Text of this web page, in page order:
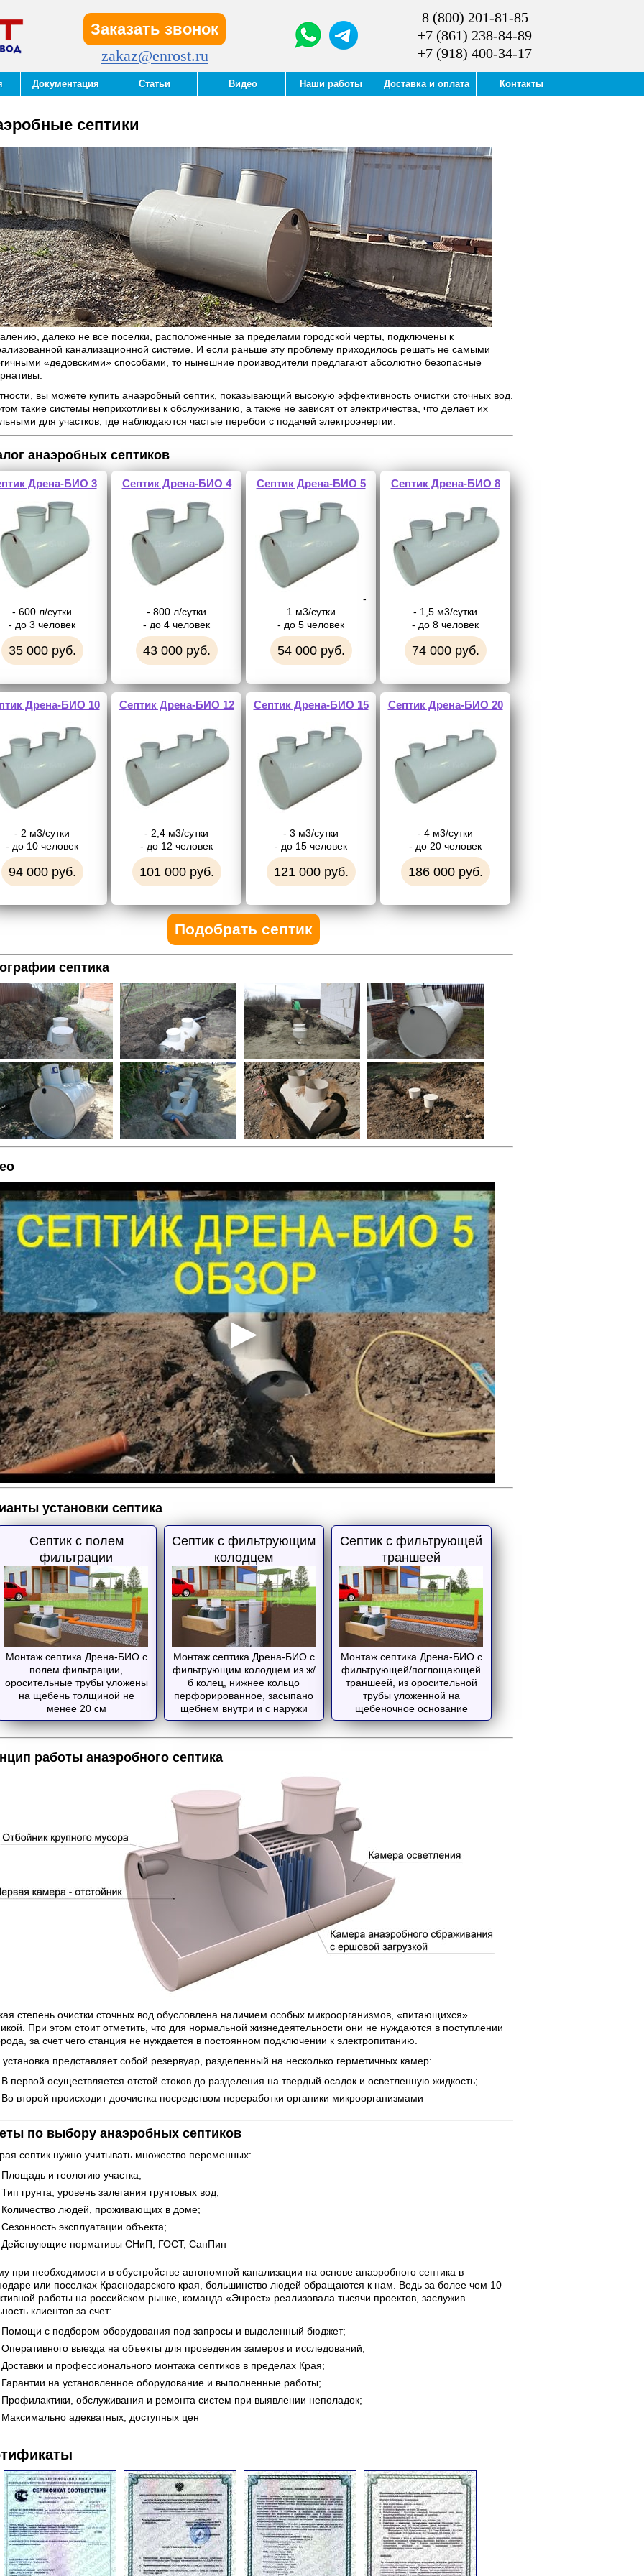
Заказать звонок
zakaz@enrost.ru
8 (800) 201-81-85
+7 (861) 238-84-89
+7 (918) 400-34-17
Документация Статьи Видео Наши работы Доставка и оплата Контакты
септики
далеко не все поселки, расположенные за пределами городской черты, подключены к
канализационной системе. И если раньше эту проблему приходилось решать не самыми
«дедовскими» способами, то нынешние производители предлагают абсолютно безопасные
вы можете купить анаэробный септик, показывающий высокую эффективность очистки сточных вод.
такие системы неприхотливы к обслуживанию, а также не зависят от электричества, что делает их
для участков, где наблюдаются частые перебои с подачей электроэнергии.
анаэробных септиков
Дрена-БИО 3
- 600 л/сутки
- до 3 человек
35 000 руб.
Септик Дрена-БИО 4
- 800 л/сутки
- до 4 человек
43 000 руб.
Септик Дрена-БИО 5
-
1 м3/сутки
- до 5 человек
54 000 руб.
Септик Дрена-БИО 8
- 1,5 м3/сутки
- до 8 человек
74 000 руб.
Дрена-БИО 10
- 2 м3/сутки
- до 10 человек
94 000 руб.
Септик Дрена-БИО 12
- 2,4 м3/сутки
- до 12 человек
101 000 руб.
Септик Дрена-БИО 15
- 3 м3/сутки
- до 15 человек
121 000 руб.
Септик Дрена-БИО 20
- 4 м3/сутки
- до 20 человек
186 000 руб.
Подобрать септик
септика
установки септика
Септик с полем
фильтрации
Монтаж септика Дрена-БИО с
полем фильтрации,
оросительные трубы уложены
на щебень толщиной не
менее 20 см
Септик с фильтрующим
колодцем
Монтаж септика Дрена-БИО с
фильтрующим колодцем из ж/
б колец, нижнее кольцо
перфорированное, засыпано
щебнем внутри и с наружи
Септик с фильтрующей
траншеей
Монтаж септика Дрена-БИО с
фильтрующей/поглощающей
траншеей, из оросительной
трубы уложенной на
щебеночное основание
работы анаэробного септика
степень очистки сточных вод обусловлена наличием особых микроорганизмов, «питающихся»
При этом стоит отметить, что для нормальной жизнедеятельности они не нуждаются в поступлении
за счет чего станция не нуждается в постоянном подключении к электропитанию.
представляет собой резервуар, разделенный на несколько герметичных камер:
В первой осуществляется отстой стоков до разделения на твердый осадок и осветленную жидкость;
Во второй происходит доочистка посредством переработки органики микроорганизмами
по выбору анаэробных септиков
септик нужно учитывать множество переменных:
Площадь и геологию участка;
Тип грунта, уровень залегания грунтовых вод;
Количество людей, проживающих в доме;
Сезонность эксплуатации объекта;
Действующие нормативы СНиП, ГОСТ, СанПин
при необходимости в обустройстве автономной канализации на основе анаэробного септика в
или поселках Краснодарского края, большинство людей обращаются к нам. Ведь за более чем 10
работы на российском рынке, команда «Энрост» реализовала тысячи проектов, заслужив
клиентов за счет:
Помощи с подбором оборудования под запросы и выделенный бюджет;
Оперативного выезда на объекты для проведения замеров и исследований;
Доставки и профессионального монтажа септиков в пределах Края;
Гарантии на установленное оборудование и выполненные работы;
Профилактики, обслуживания и ремонта систем при выявлении неполадок;
Максимально адекватных, доступных цен